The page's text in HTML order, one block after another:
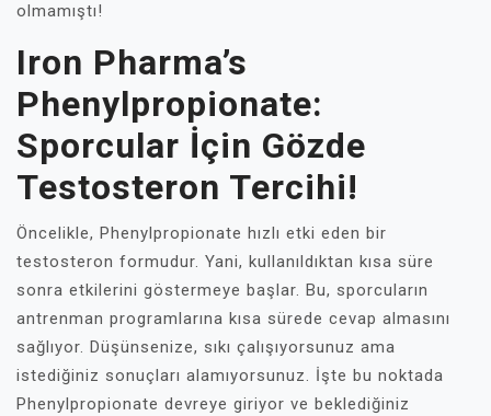
olmamıştı!
Iron Pharma’s
Phenylpropionate:
Sporcular İçin Gözde
Testosteron Tercihi!
Öncelikle, Phenylpropionate hızlı etki eden bir
testosteron formudur. Yani, kullanıldıktan kısa süre
sonra etkilerini göstermeye başlar. Bu, sporcuların
antrenman programlarına kısa sürede cevap almasını
sağlıyor. Düşünsenize, sıkı çalışıyorsunuz ama
istediğiniz sonuçları alamıyorsunuz. İşte bu noktada
Phenylpropionate devreye giriyor ve beklediğiniz